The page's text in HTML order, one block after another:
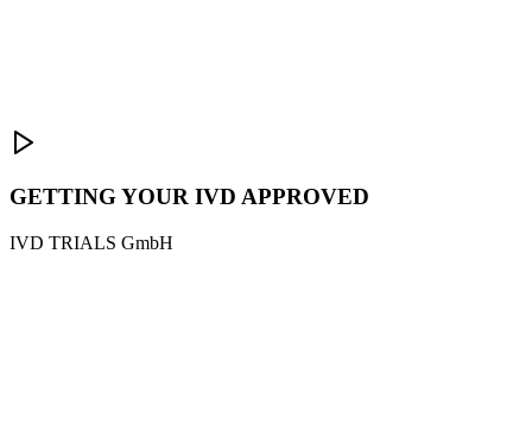
GETTING YOUR IVD APPROVED
IVD TRIALS GmbH